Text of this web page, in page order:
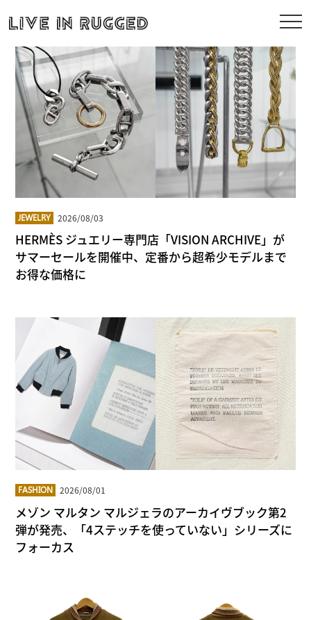
JEWELRY 2026/08/03
HERMÈS ジュエリー専門店「VISION ARCHIVE」が
サマーセールを開催中、定番から超希少モデルまで
お得な価格に
FASHION 2026/08/01
メゾン マルタン マルジェラのアーカイヴブック第2
弾が発売、「4ステッチを使っていない」シリーズに
フォーカス